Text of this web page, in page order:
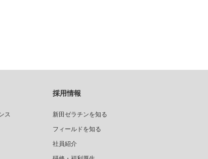
ス
採用情報
新田ゼラチンを知る
フィールドを知る
社員紹介